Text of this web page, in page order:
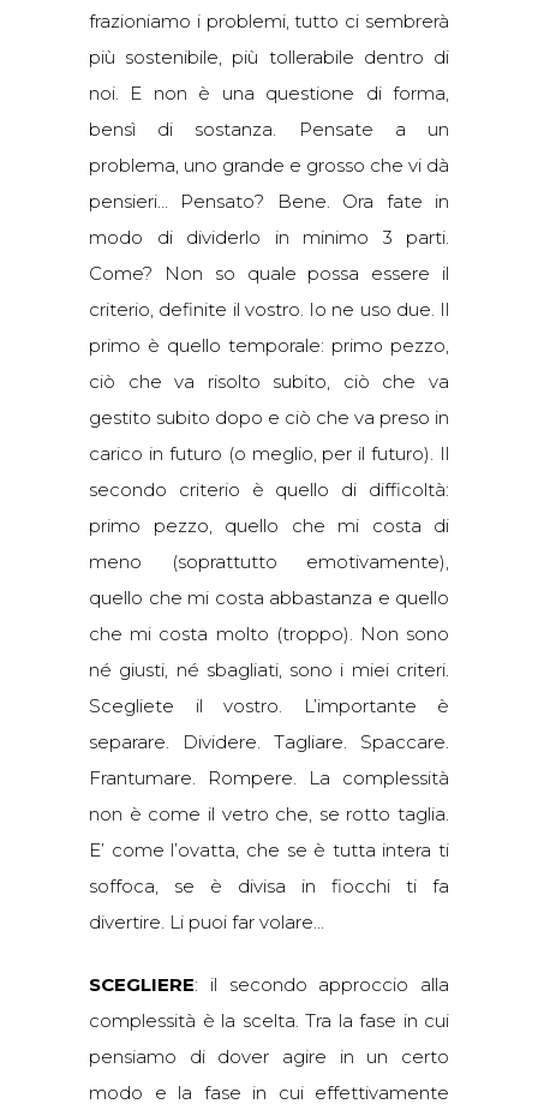
frazioniamo i problemi, tutto ci sembrerà
più sostenibile, più tollerabile dentro di
noi. E non è una questione di forma,
bensì di sostanza. Pensate a un
problema, uno grande e grosso che vi dà
pensieri… Pensato? Bene. Ora fate in
modo di dividerlo in minimo 3 parti.
Come? Non so quale possa essere il
criterio, definite il vostro. Io ne uso due. Il
primo è quello temporale: primo pezzo,
ciò che va risolto subito, ciò che va
gestito subito dopo e ciò che va preso in
carico in futuro (o meglio, per il futuro). Il
secondo criterio è quello di difficoltà:
primo pezzo, quello che mi costa di
meno (soprattutto emotivamente),
quello che mi costa abbastanza e quello
che mi costa molto (troppo). Non sono
né giusti, né sbagliati, sono i miei criteri.
Scegliete il vostro. L’importante è
separare. Dividere. Tagliare. Spaccare.
Frantumare. Rompere. La complessità
non è come il vetro che, se rotto taglia.
E’ come l’ovatta, che se è tutta intera ti
soffoca, se è divisa in fiocchi ti fa
divertire. Li puoi far volare…
SCEGLIERE: il secondo approccio alla
complessità è la scelta. Tra la fase in cui
pensiamo di dover agire in un certo
modo e la fase in cui effettivamente